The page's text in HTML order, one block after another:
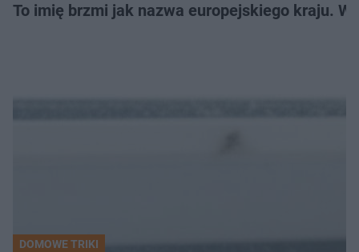
To imię brzmi jak nazwa europejskiego kraju.
DOMOWE TRIKI